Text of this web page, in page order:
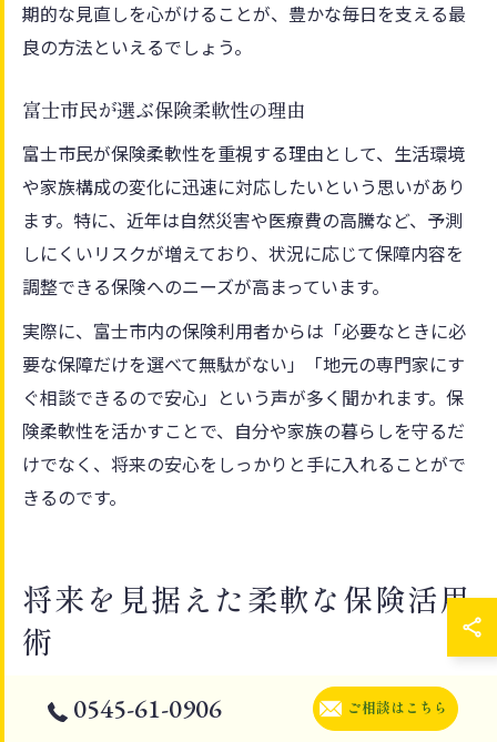
期的な見直しを心がけることが、豊かな毎日を支える最
良の方法といえるでしょう。
富士市民が選ぶ保険柔軟性の理由
富士市民が保険柔軟性を重視する理由として、生活環境
や家族構成の変化に迅速に対応したいという思いがあり
ます。特に、近年は自然災害や医療費の高騰など、予測
しにくいリスクが増えており、状況に応じて保障内容を
調整できる保険へのニーズが高まっています。
実際に、富士市内の保険利用者からは「必要なときに必
要な保障だけを選べて無駄がない」「地元の専門家にす
ぐ相談できるので安心」という声が多く聞かれます。保
険柔軟性を活かすことで、自分や家族の暮らしを守るだ
けでなく、将来の安心をしっかりと手に入れることがで
きるのです。
将来を見据えた柔軟な保険活用
術
保険柔軟性で将来の不安を軽減する方法
0545-61-0906 ご相談はこちら